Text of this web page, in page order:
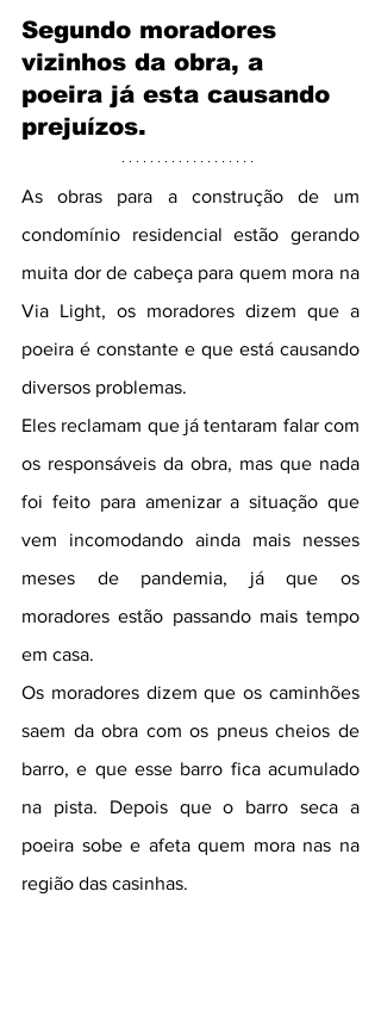
Segundo moradores
vizinhos da obra, a
poeira já esta causando
prejuízos.
As obras para a construção de um
condomínio residencial estão gerando
muita dor de cabeça para quem mora na
Via Light, os moradores dizem que a
poeira é constante e que está causando
diversos problemas.
Eles reclamam que já tentaram falar com
os responsáveis da obra, mas que nada
foi feito para amenizar a situação que
vem incomodando ainda mais nesses
meses de pandemia, já que os
moradores estão passando mais tempo
em casa.
Os moradores dizem que os caminhões
saem da obra com os pneus cheios de
barro, e que esse barro fica acumulado
na pista. Depois que o barro seca a
poeira sobe e afeta quem mora nas na
região das casinhas.